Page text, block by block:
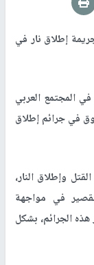
بجريمة إطلاق نار في
المجتمع العربي
غير مسبوق في جرائم إطلاق
وإطلاق النار،
في مواجهة
هذه الجرائم، بشكل